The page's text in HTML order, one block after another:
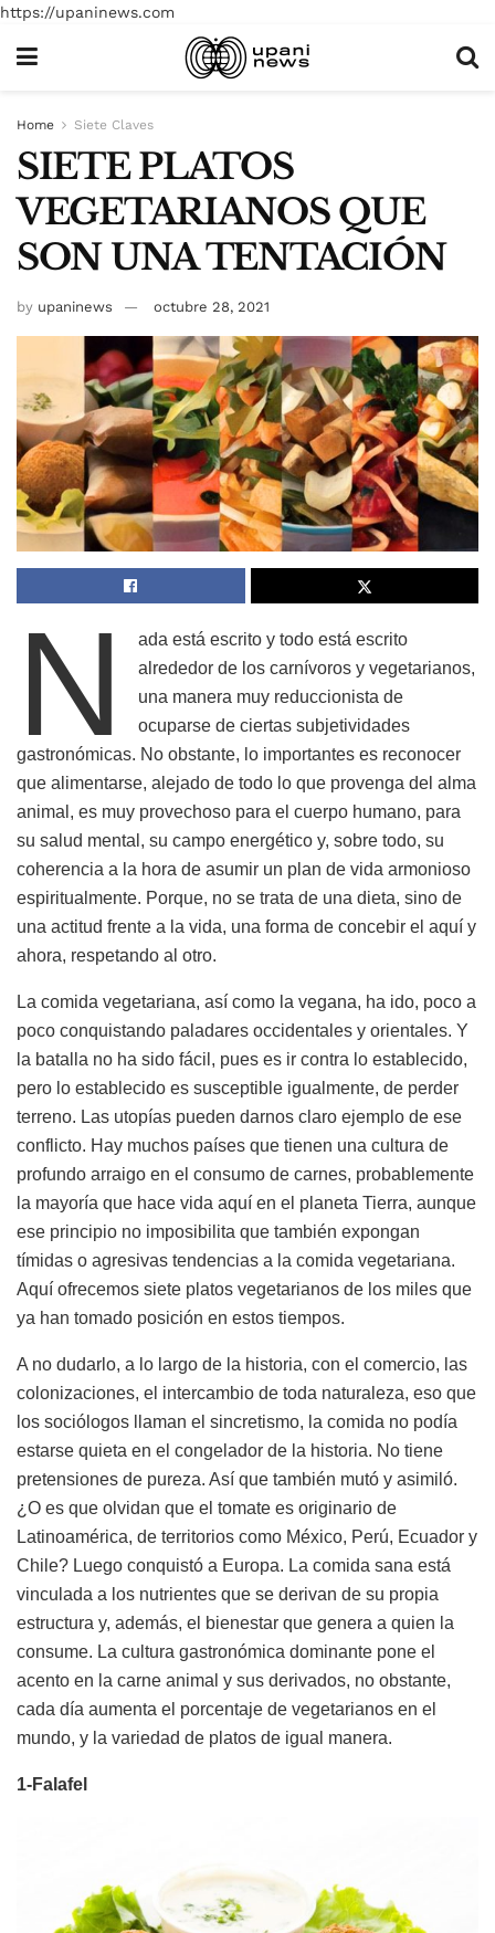
https://upaninews.com
Home Siete Claves
SIETE PLATOS
VEGETARIANOS QUE
SON UNA TENTACIÓN
by upaninews octubre 28, 2021
N
ada está escrito y todo está escrito
alrededor de los carnívoros y vegetarianos,
una manera muy reduccionista de
ocuparse de ciertas subjetividades
gastronómicas. No obstante, lo importantes es reconocer
que alimentarse, alejado de todo lo que provenga del alma
animal, es muy provechoso para el cuerpo humano, para
su salud mental, su campo energético y, sobre todo, su
coherencia a la hora de asumir un plan de vida armonioso
espiritualmente. Porque, no se trata de una dieta, sino de
una actitud frente a la vida, una forma de concebir el aquí y
ahora, respetando al otro.
La comida vegetariana, así como la vegana, ha ido, poco a
poco conquistando paladares occidentales y orientales. Y
la batalla no ha sido fácil, pues es ir contra lo establecido,
pero lo establecido es susceptible igualmente, de perder
terreno. Las utopías pueden darnos claro ejemplo de ese
conflicto. Hay muchos países que tienen una cultura de
profundo arraigo en el consumo de carnes, probablemente
la mayoría que hace vida aquí en el planeta Tierra, aunque
ese principio no imposibilita que también expongan
tímidas o agresivas tendencias a la comida vegetariana.
Aquí ofrecemos siete platos vegetarianos de los miles que
ya han tomado posición en estos tiempos.
A no dudarlo, a lo largo de la historia, con el comercio, las
colonizaciones, el intercambio de toda naturaleza, eso que
los sociólogos llaman el sincretismo, la comida no podía
estarse quieta en el congelador de la historia. No tiene
pretensiones de pureza. Así que también mutó y asimiló.
¿O es que olvidan que el tomate es originario de
Latinoamérica, de territorios como México, Perú, Ecuador y
Chile? Luego conquistó a Europa. La comida sana está
vinculada a los nutrientes que se derivan de su propia
estructura y, además, el bienestar que genera a quien la
consume. La cultura gastronómica dominante pone el
acento en la carne animal y sus derivados, no obstante,
cada día aumenta el porcentaje de vegetarianos en el
mundo, y la variedad de platos de igual manera.
1-Falafel